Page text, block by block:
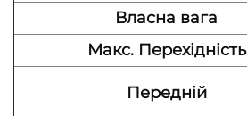
Власна вага
Макс. Перехідність
Передній